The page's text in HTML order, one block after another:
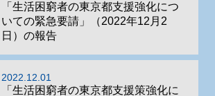
「生活困窮者の東京都支援強化につ
いての緊急要請」（2022年12月2
日）の報告
2022.12.01
「生活困窮者の東京都支援策強化に